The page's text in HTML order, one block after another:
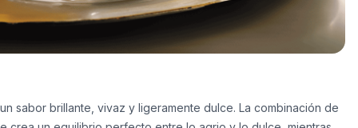
sabor brillante, vivaz y ligeramente dulce. La combinación de